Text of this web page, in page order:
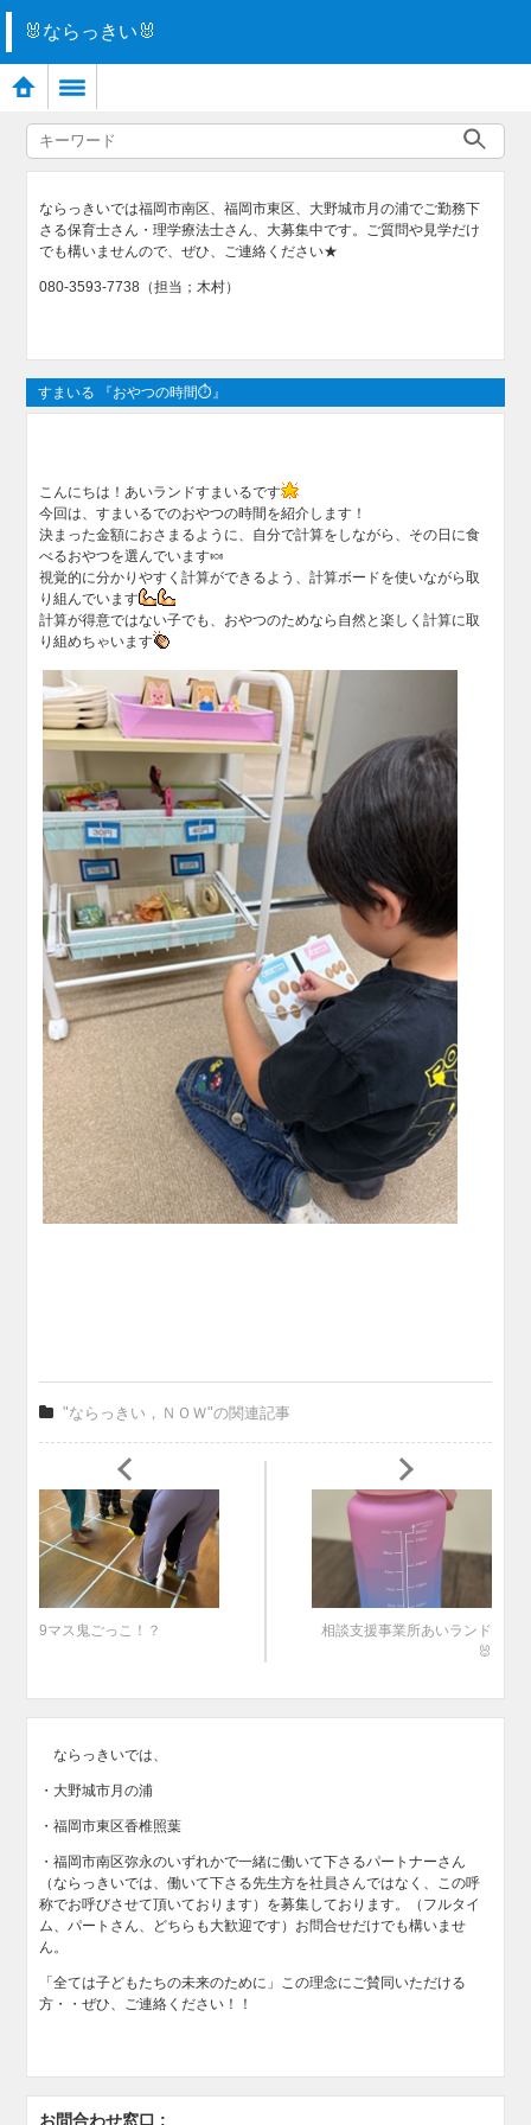
🐰ならっきい🐰
ならっきいでは福岡市南区、福岡市東区、大野城市月の浦でご勤務下
さる保育士さん・理学療法士さん、大募集中です。ご質問や見学だけ
でも構いませんので、ぜひ、ご連絡ください★
080-3593-7738（担当；木村）
すまいる 『おやつの時間⏱』
こんにちは！あいランドすまいるです
今回は、すまいるでのおやつの時間を紹介します！
決まった金額におさまるように、自分で計算をしながら、その日に食
べるおやつを選んでいます🍬
視覚的に分かりやすく計算ができるよう、計算ボードを使いながら取
り組んでいます
計算が得意ではない子でも、おやつのためなら自然と楽しく計算に取
り組めちゃいます
"ならっきい，ＮＯＷ"の関連記事
9マス鬼ごっこ！？
相談支援事業所あいランド
🐰
ならっきいでは、
・大野城市月の浦
・福岡市東区香椎照葉
・福岡市南区弥永のいずれかで一緒に働いて下さるパートナーさん
（ならっきいでは、働いて下さる先生方を社員さんではなく、この呼
称でお呼びさせて頂いております）を募集しております。（フルタイ
ム、パートさん、どちらも大歓迎です）お問合せだけでも構いませ
ん。
「全ては子どもたちの未来のために」この理念にご賛同いただける
方・・ぜひ、ご連絡ください！！
お問合わせ窓口 :